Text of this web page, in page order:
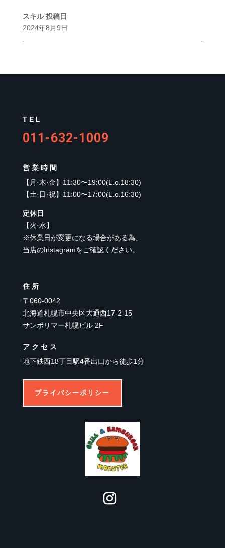
スキル 投稿日
2024年8月9日
TEL
011-632-1009
営業時間
【 月·木·金】 11:30〜19:00(L.o.18:30)
【土·日·祝】 11:00〜17:00(L.o.16:30)
定休日
【火·水】
※休業日が変更になる場合がある為、
当店のInstagramをご確認ください。
住所
〒060-0042
北海道札幌市中央区大通西17-2-15
サンポリマー札幌ビル 2F
アクセス
地下鉄西18丁目駅4番出口から徒歩1分
プライバシーポリシー